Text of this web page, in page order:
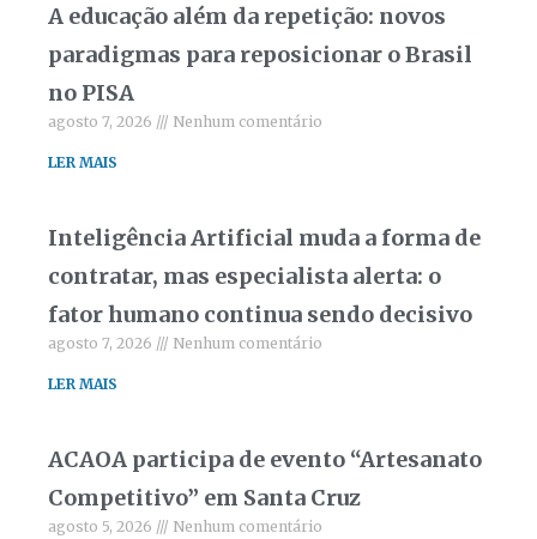
A educação além da repetição: novos
paradigmas para reposicionar o Brasil
no PISA
agosto 7, 2026 Nenhum comentário
LER MAIS
Inteligência Artificial muda a forma de
contratar, mas especialista alerta: o
fator humano continua sendo decisivo
agosto 7, 2026 Nenhum comentário
LER MAIS
ACAOA participa de evento “Artesanato
Competitivo” em Santa Cruz
agosto 5, 2026 Nenhum comentário